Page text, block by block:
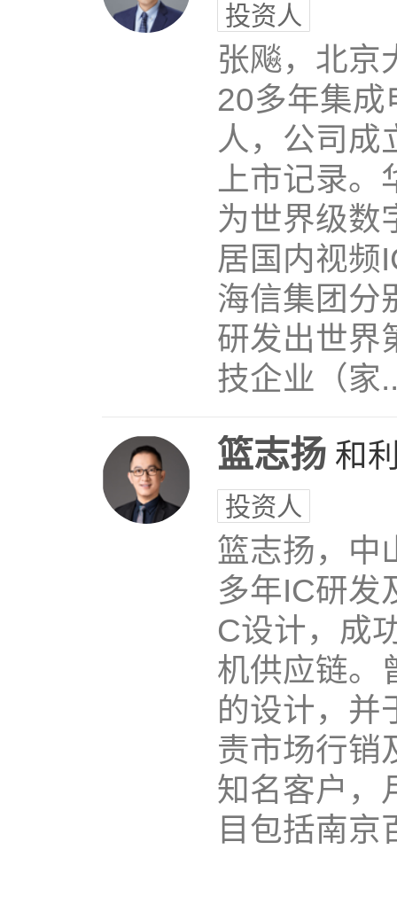
投资人
张飚，北京
20多年集成
人，公司成
上市记录。
为世界级数
居国内视频
海信集团分
研发出世界
技企业（家
篮志扬 和
投资人
篮志扬，中
多年IC研发
C设计，成
机供应链。
的设计，并
责市场行销
知名客户，
目包括南京